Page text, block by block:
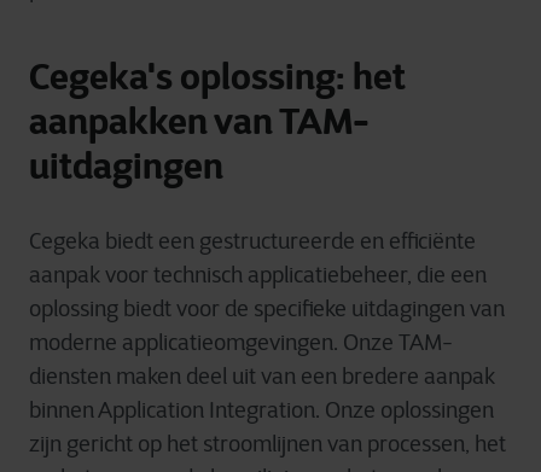
Cegeka's oplossing: het
aanpakken van TAM-
uitdagingen
Cegeka biedt een gestructureerde en efficiënte
aanpakvoor technisch applicatiebeheer, die een
oplossing biedtvoor de specifieke uitdagingenvan
moderne applicatieomgevingen. Onze TAM-
diensten maken deel uitvan een bredere aanpak
binnenApplication Integration. Onze oplossingen
zijn gericht op het stroomlijnenvan processen, het